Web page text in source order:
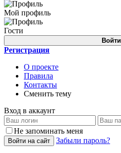
Мой профиль
Гости
Войти
Регистрация
О проекте
Правила
Контакты
Сменить тему
Вход в аккаунт
Не запоминать меня
Войти на сайт Забыли пароль?